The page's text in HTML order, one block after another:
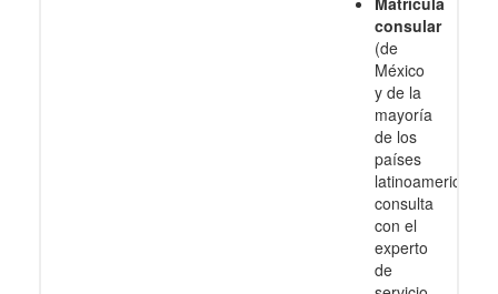
consular
(de
México
y de la
mayoría
de los
países
latinoamericanos,
consulta
con el
experto
de